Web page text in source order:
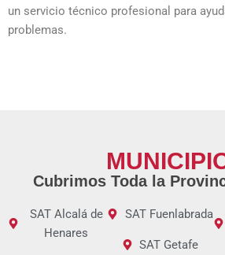
un servicio técnico profesional para
problemas.
Cubrimos Toda la
SAT Alcalá de
Henares
SAT Fuenlabrada
SAT Getafe